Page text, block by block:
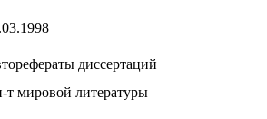
диссертаций
т мировой литературы